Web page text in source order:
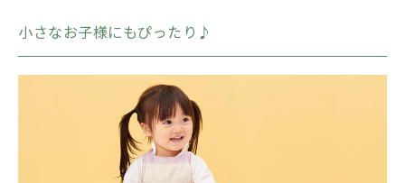
小さなお子様にもぴったり♪